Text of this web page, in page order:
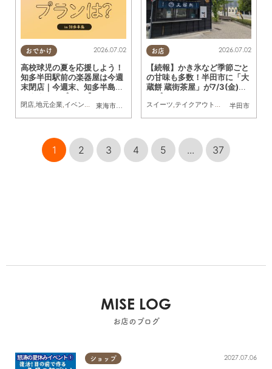
おでかけ
東海市
,大府市 知多市 ,東浦町,阿久比町 ,半田市,常滑市
2026.07.02
高校球児の夏を応援しよう！
知多半田駅前の楽器屋は今週
末閉店｜今週末、知多半島で
おすすめのプラン【7/4
(土)・5(日)】
閉店 地元企業 イベント ドライブ まちネタ,季節ネタ, スポーツ 親子,家族
お店
半田市
2026.07.02
【続報】かき氷など季節ごと
の甘味も多数！半田市に「大
蔵餅 蔵街茶屋」が7/3(金)オ
ープン
スイーツ テイクアウト ,専門店
1 2 3 4 5 ... 37
MISE LOG
お店のブログ
ショップ 2027.07.06